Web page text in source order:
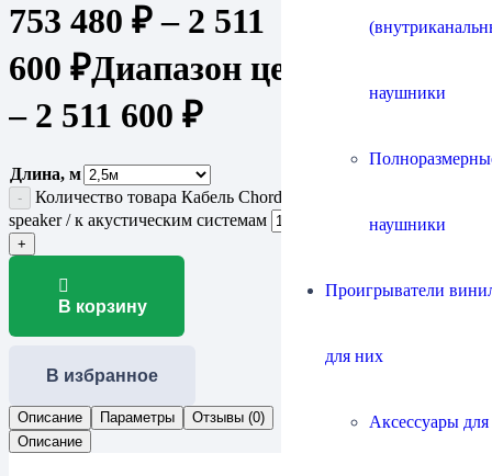
наушники
наушники
Проигрыватели
для них
Аксессуары
753 480 ₽ – 2 511
600 ₽Диапазон цен: 753 480 ₽
– 2 511 600 ₽
Длина, м
Количество товара Кабель Chord Company ChordMusic
speaker / к акустическим системам
В корзину
В избранное
Описание Параметры
Отзывы (0)
Описание